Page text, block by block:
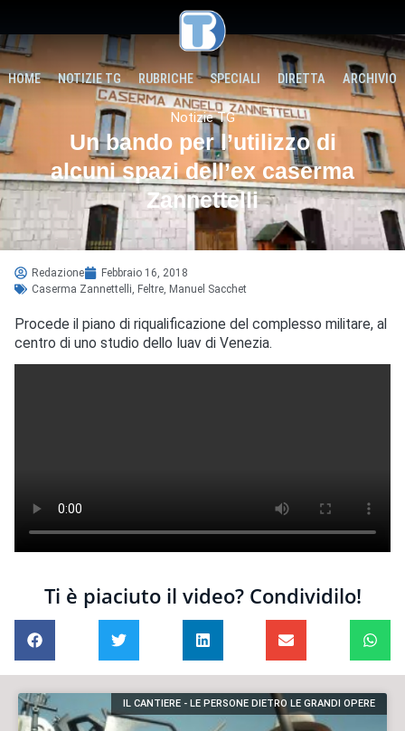
HOME NOTIZIE TG RUBRICHE SPECIALI DIRETTA ARCHIVIO
Notizie TG
Un bando per l’utilizzo di
alcuni spazi dell’ex caserma
Zannettelli
Redazione
Febbraio 16, 2018
Caserma Zannettelli Feltre Manuel Sacchet
Procede il piano di riqualificazione del complesso militare, al
centro di uno studio dello Iuav di Venezia.
Ti è piaciuto il video? Condividilo!
IL CANTIERE - LE PERSONE DIETRO LE GRANDI OPERE